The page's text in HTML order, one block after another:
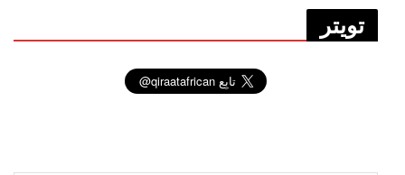
تويتر